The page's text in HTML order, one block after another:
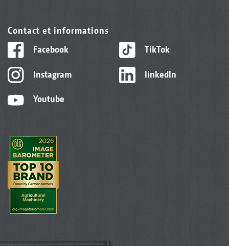
Contact et informations
Facebook
Instagram
Youtube
TikTok
linkedIn